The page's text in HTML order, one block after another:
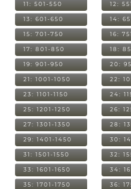
11: 501-550 12:
13: 601-650 14:
15: 701-750 16:
17: 801-850 18:
19: 901-950 20:
21: 1001-1050 22:
23: 1101-1150 24:
25: 1201-1250 26:
27: 1301-1350 28:
29: 1401-1450 30:
31: 1501-1550 32:
33: 1601-1650 34:
35: 1701-1750 36: